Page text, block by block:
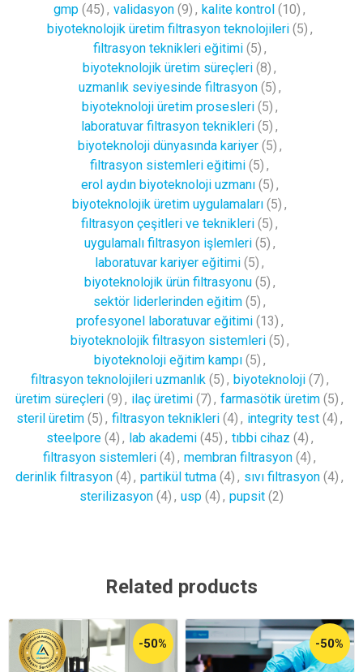
gmp (45) , validasyon (9) , kalite kontrol (10) ,
biyoteknolojik üretim filtrasyon teknolojileri (5) ,
filtrasyon teknikleri eğitimi (5) ,
biyoteknolojik üretim süreçleri (8) ,
uzmanlık seviyesinde filtrasyon (5) ,
biyoteknoloji üretim prosesleri (5) ,
laboratuvar filtrasyon teknikleri (5) ,
biyoteknoloji dünyasında kariyer (5) ,
filtrasyon sistemleri eğitimi (5) ,
erol aydın biyoteknoloji uzmanı (5) ,
biyoteknolojik üretim uygulamaları (5) ,
filtrasyon çeşitleri ve teknikleri (5) ,
uygulamalı filtrasyon işlemleri (5) ,
laboratuvar kariyer eğitimi (5) ,
biyoteknolojik ürün filtrasyonu (5) ,
sektör liderlerinden eğitim (5) ,
profesyonel laboratuvar eğitimi (13) ,
biyoteknolojik filtrasyon sistemleri (5) ,
biyoteknoloji eğitim kampı (5) ,
filtrasyon teknolojileri uzmanlık (5) , biyoteknoloji (7) ,
üretim süreçleri (9) , ilaç üretimi (7) , farmasötik üretim (5) ,
steril üretim (5) , filtrasyon teknikleri (4) , integrity test (4) ,
steelpore (4) , lab akademi (45) , tıbbi cihaz (4) ,
filtrasyon sistemleri (4) , membran filtrasyon (4) ,
derinlik filtrasyon (4) , partikül tutma (4) , sıvı filtrasyon (4) ,
sterilizasyon (4) , usp (4) , pupsit (2)
Related products
-50% -50%